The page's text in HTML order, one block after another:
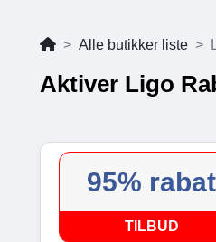
Alle butikker liste
Aktiver Ligo
95% rabat
TILBUD